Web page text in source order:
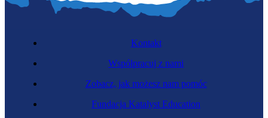
Kontakt
Współpracuj z nami
Zobacz, jak możesz nam pomóc
Fundacja Katalyst Education